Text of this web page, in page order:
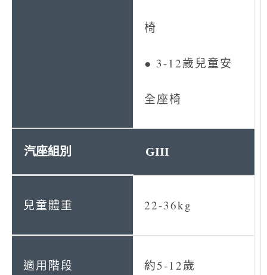
椅
● 3-12歲兒童安
全座椅
GIII
22-36kg
約5-12歲